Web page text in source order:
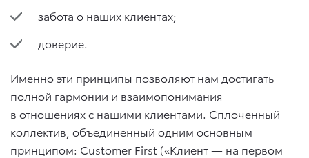
забота о наших клиентах;
доверие.
Именно эти принципы позволяют нам достигать
полной гармонии и взаимопонимания
в отношениях с нашими клиентами. Сплоченный
коллектив, объединенный одним основным
принципом: Customer First («Клиент — на первом